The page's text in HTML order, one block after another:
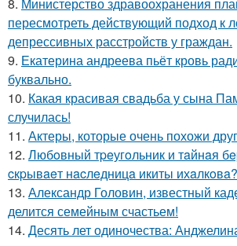
8. Министерство здравоохранения
пересмотреть действующий подход к
депрессивных расстройств у граждан.
9. Екатерина андреева пьёт кровь
буквально.
10. Какая красивая свадьба у сына
случилась!
11. Актеры, которые очень похожи
12. Любoвный тpeугoльник и тaйнaя
cкpывaeт нacлeдницa икиты
13. Александр Головин, известный
делится семейным счастьем!
14. Десять лет одиночества: